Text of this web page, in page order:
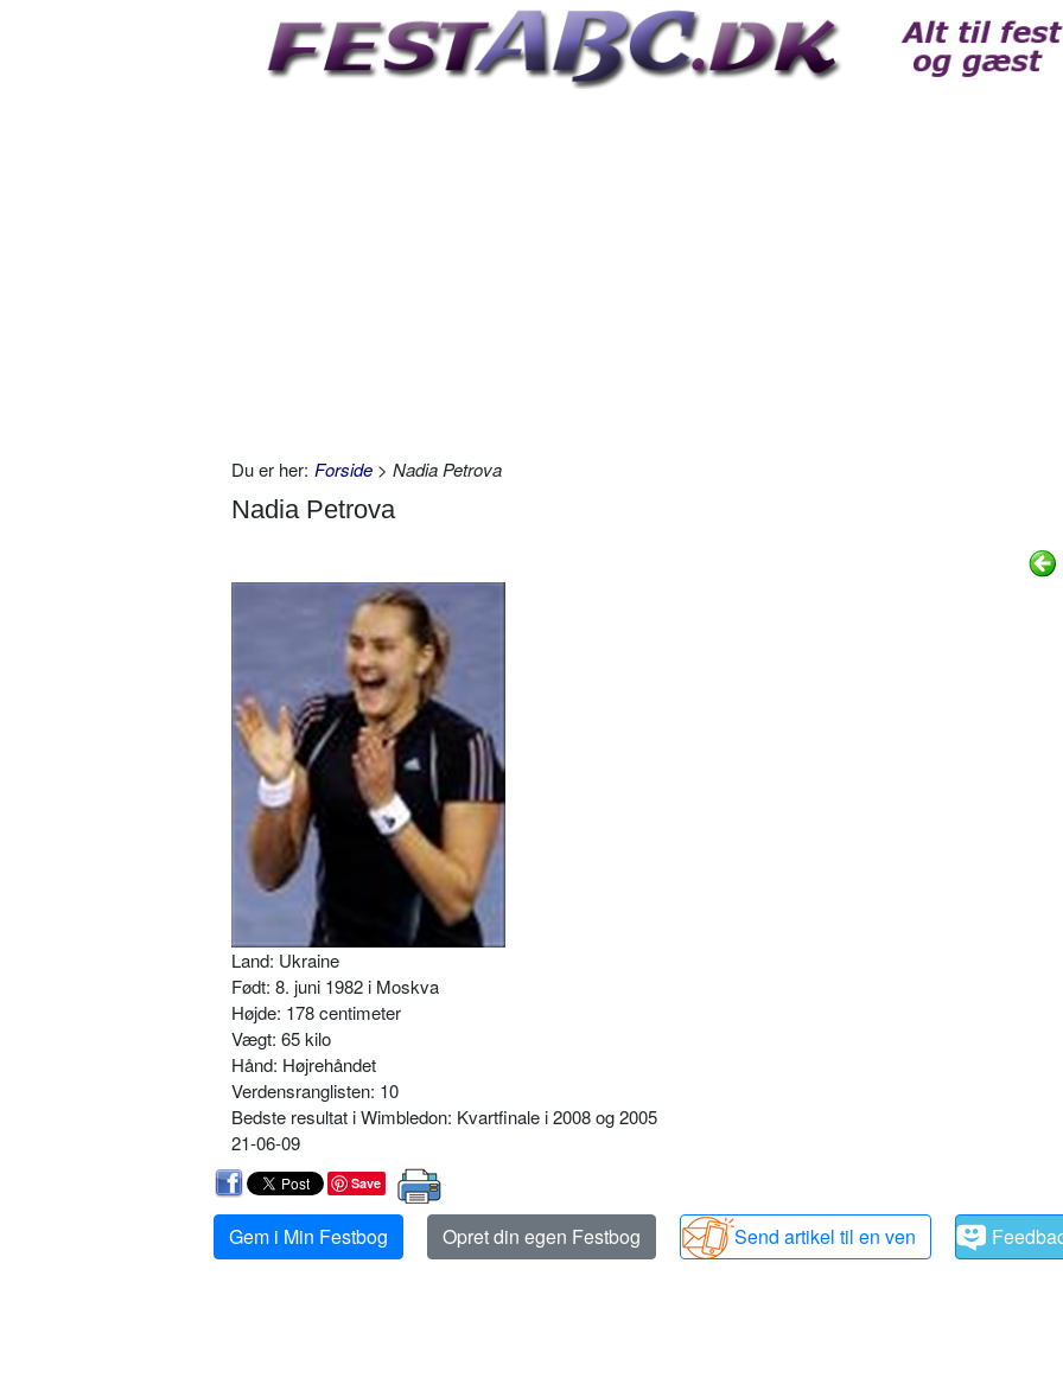
Du er her: Forside > Nadia Petrova
Nadia Petrova
Land: Ukraine
Født: 8. juni 1982 i Moskva
Højde: 178 centimeter
Vægt: 65 kilo
Hånd: Højrehåndet
Verdensranglisten: 10
Bedste resultat i Wimbledon: Kvartfinale i 2008 og 2005
21-06-09
Save
Gem i Min Festbog Opret din egen Festbog Send artikel til en ven